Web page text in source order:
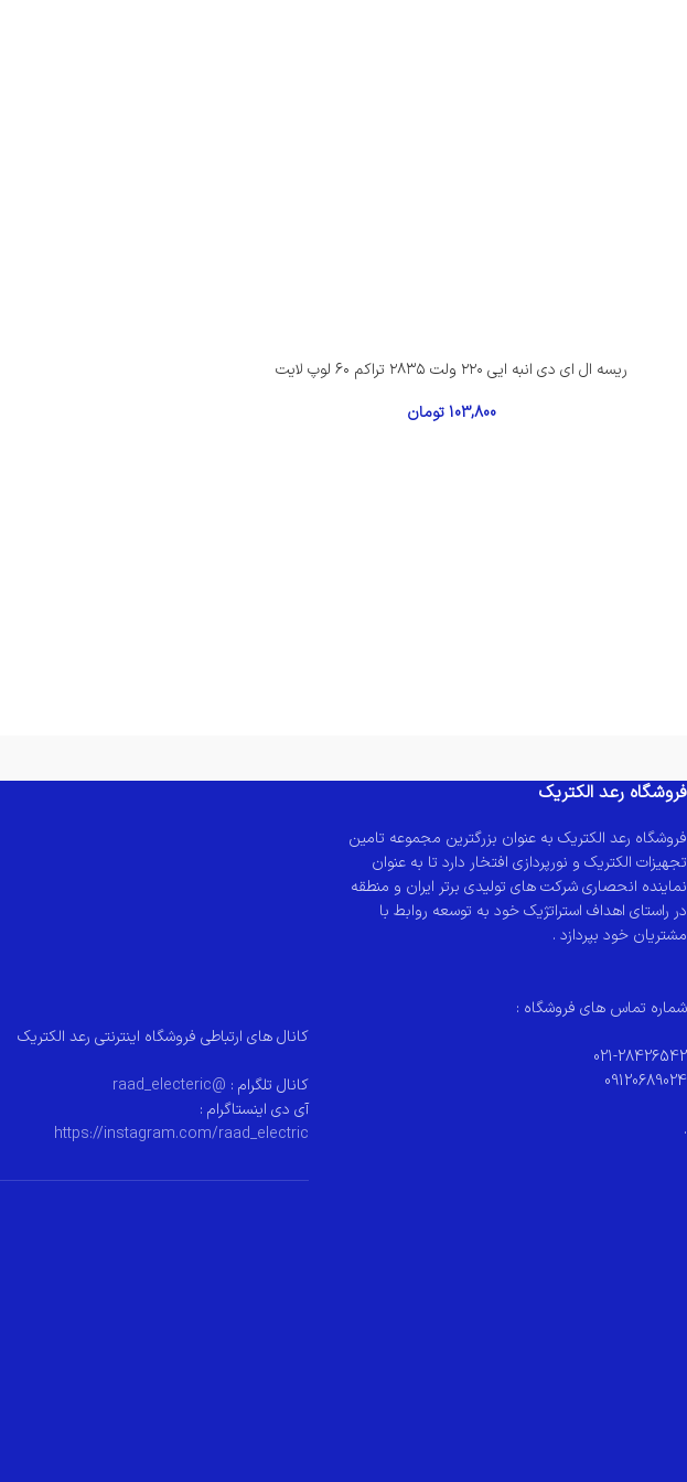
ریسه ال ای دی انبه ایی ۲۲۰ ولت ۲۸۳۵ تراکم ۶۰ لوپ لایت
103,800 تومان
فروشگاه رعد الکتریک
فروشگاه رعد الکتریک به عنوان بزرگترین مجموعه تامین
تجهیزات الکتریک و نورپردازی افتخار دارد تا به عنوان
نماینده انحصاری شرکت های تولیدی برتر ایران و منطقه
در راستای اهداف استراتژیک خود به توسعه روابط با
مشتریان خود بپردازد .
شماره تماس های فروشگاه :
021-28426542
09120689024
.
کانال های ارتباطی فروشگاه اینترنتی رعد الکتریک
کانال تلگرام : @raad_electeric
آی دی اینستاگرام :
https://instagram.com/raad_electric